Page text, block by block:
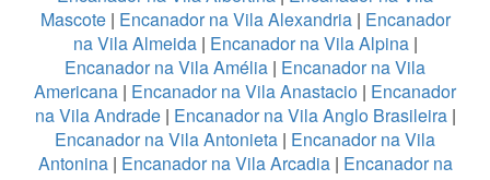
Mascote| Encanador na Vila Alexandria| Encanador
na Vila Almeida | Encanador na Vila Alpina |
Encanador na Vila Amélia | Encanador na Vila
Americana | Encanador na Vila Anastacio | Encanador
na Vila Andrade| Encanador na Vila Anglo Brasileira|
Encanador na Vila Antonieta | Encanador na Vila
Antonina| Encanador na Vila Arcadia | Encanador na